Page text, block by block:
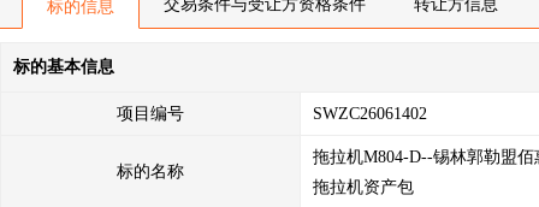
标的信息 交易条件与受让方资格条件 转让方信息
标的基本信息
项目编号 SWZC26061402
标的名称
拖拉机M804-D--锡林郭勒盟
拖拉机资产包